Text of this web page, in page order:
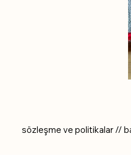
sözleşme ve politikalar //